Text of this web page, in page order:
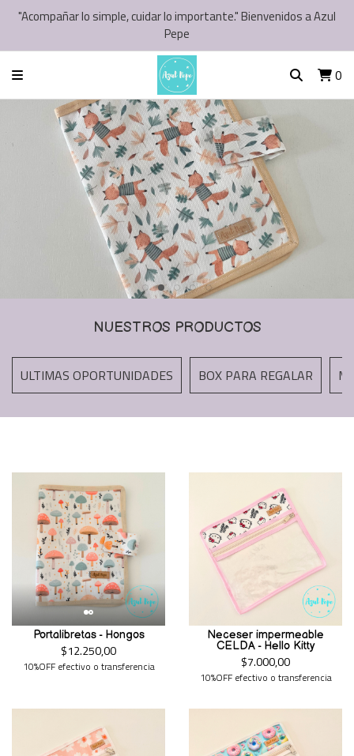
"Acompañar lo simple, cuidar lo importante." Bienvenidos a Azul
Pepe
0
NUESTROS PRODUCTOS
ULTIMAS OPORTUNIDADES BOX PARA REGALAR
Portalibretas - Hongos
$12.250,00
10%OFF efectivo o transferencia
Neceser impermeable
CELDA - Hello Kitty
$7.000,00
10%OFF efectivo o transferencia